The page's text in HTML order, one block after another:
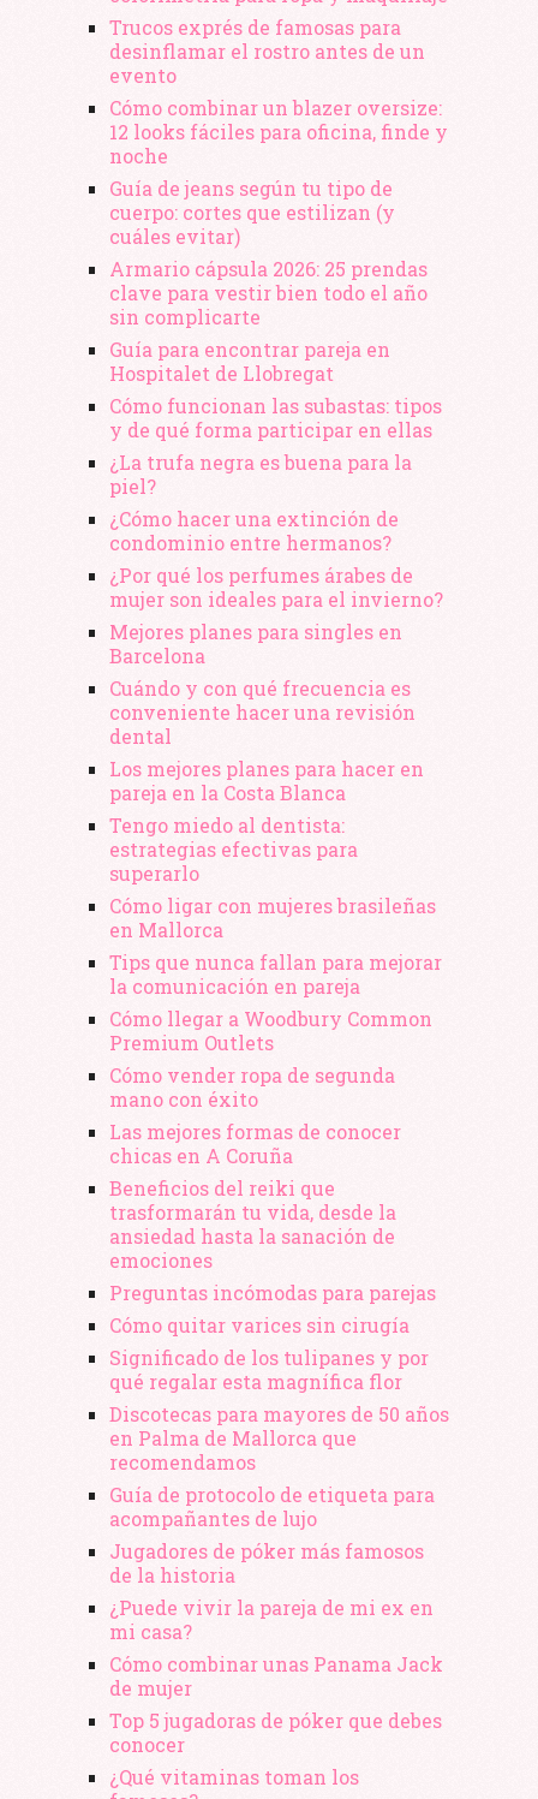
Trucos exprés de famosas para
desinflamar el rostro antes de un
evento
Cómo combinar un blazer oversize:
12 looks fáciles para oficina, finde y
noche
Guía de jeans según tu tipo de
cuerpo: cortes que estilizan (y
cuáles evitar)
Armario cápsula 2026: 25 prendas
clave para vestir bien todo el año
sin complicarte
Guía para encontrar pareja en
Hospitalet de Llobregat
Cómo funcionan las subastas: tipos
y de qué forma participar en ellas
¿La trufa negra es buena para la
piel?
¿Cómo hacer una extinción de
condominio entre hermanos?
¿Por qué los perfumes árabes de
mujer son ideales para el invierno?
Mejores planes para singles en
Barcelona
Cuándo y con qué frecuencia es
conveniente hacer una revisión
dental
Los mejores planes para hacer en
pareja en la Costa Blanca
Tengo miedo al dentista:
estrategias efectivas para
superarlo
Cómo ligar con mujeres brasileñas
en Mallorca
Tips que nunca fallan para mejorar
la comunicación en pareja
Cómo llegar a Woodbury Common
Premium Outlets
Cómo vender ropa de segunda
mano​ con éxito
Las mejores formas de conocer
chicas en A Coruña
Beneficios del reiki que
trasformarán tu vida, desde la
ansiedad hasta la sanación de
emociones
Preguntas incómodas para parejas
Cómo quitar varices sin cirugía
Significado de los tulipanes y por
qué regalar esta magnífica flor
Discotecas para mayores de 50 años
en Palma de Mallorca que
recomendamos
Guía de protocolo de etiqueta para
acompañantes de lujo
Jugadores de póker más famosos
de la historia
¿Puede vivir la pareja de mi ex en
mi casa?
Cómo combinar unas Panama Jack
de mujer
Top 5 jugadoras de póker que debes
conocer
¿Qué vitaminas toman los